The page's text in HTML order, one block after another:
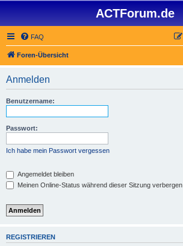
ACTForum.de
FAQ
Foren-Übersicht
Anmelden
Benutzername:
Passwort:
Ich habe mein Passwort vergessen
Angemeldet bleiben
Meinen Online-Status während dieser Sitzung verbergen
REGISTRIEREN